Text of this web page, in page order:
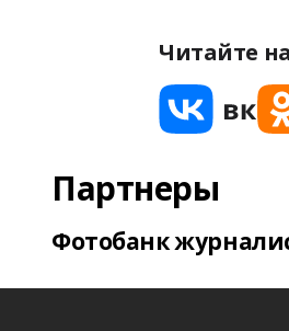
Читайте
Партнеры
Фотобанк